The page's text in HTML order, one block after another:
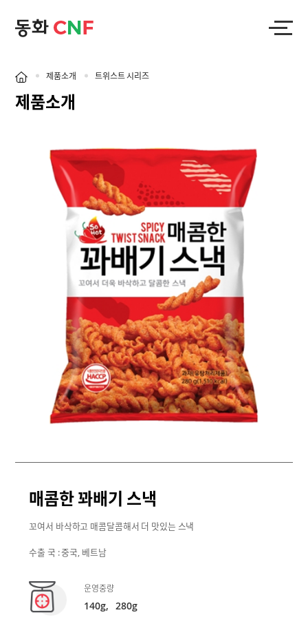
제품소개 트위스트 시리즈
제품소개
매콤한 꽈배기 스낵
꼬여서 바삭하고 매콤달콤해서 더 맛있는 스낵
수출 국 : 중국, 베트남
운영중량
140g, 280g